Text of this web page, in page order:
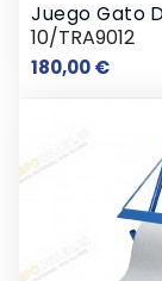
Juego Gato
10/TRA9012
180,00 €Precio